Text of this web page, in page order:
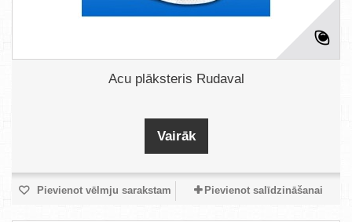
Acu plāksteris Rudaval
Vairāk
Pievienot vēlmju sarakstam Pievienot salīdzināšanai